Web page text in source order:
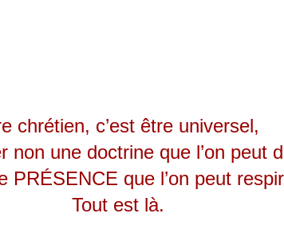
chrétien, c’est être universel,
non une doctrine que l’on peut
PRÉSENCE que l’on peut
Tout est là.